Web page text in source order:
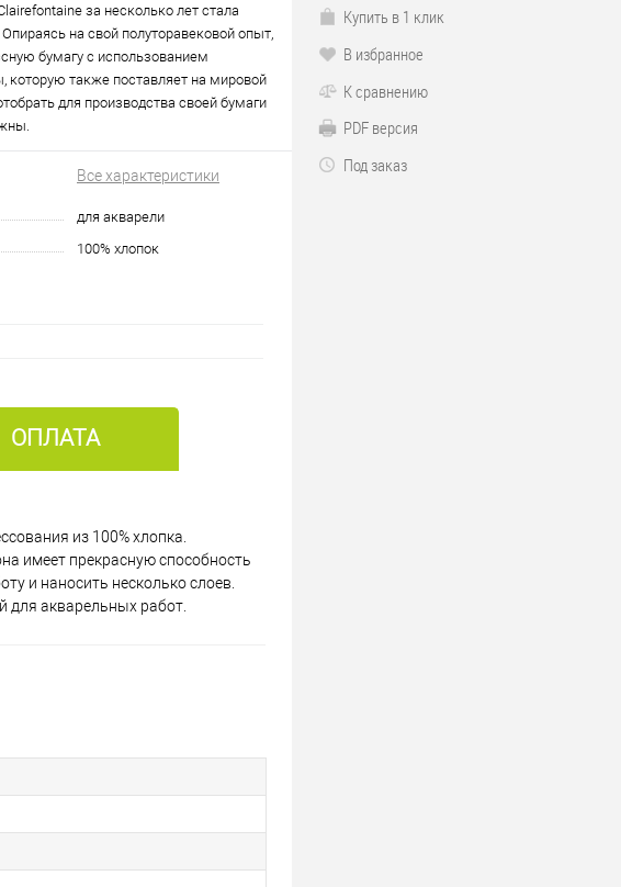
за несколько лет стала
на свой полуторавековой опыт,
бумагу с использованием
которую также поставляет на мировой
для производства своей бумаги
Все характеристики
для акварели
100% хлопок
ОПЛАТА
из 100% хлопка.
имеет прекрасную способность
и наносить несколько слоев.
для акварельных работ.
Купить в 1 клик
В избранное
К сравнению
PDF версия
Под заказ